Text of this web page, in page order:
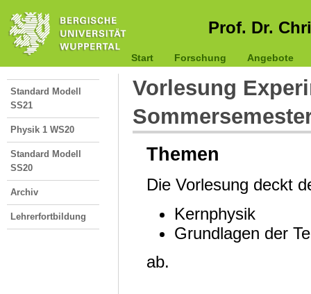
Prof. Dr.
Start Forschung Angebote
Standard Modell
SS21
Physik 1 WS20
Standard Modell
SS20
Archiv
Lehrerfortbildung
Vorlesung
Themen
Die Vorlesung deckt
Kernphysik
Grundlagen der
ab.